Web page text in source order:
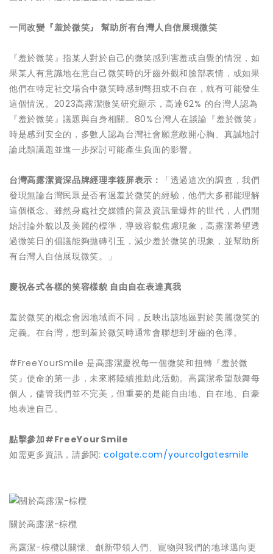
一同改變『羞於微笑』 幫助所有台灣人自信展現微笑
『羞於微笑』指某人對於自己的微笑感到害羞或自覺的情況，如
果某人有意識地在意自己微笑時的牙齒外觀和臉部表情，或如果
他們在特定社交場合中微笑時感到彆扭或不自在，就有可能發生
這個情況。2023高露潔微笑研究顯示，高達62% 的台灣人認為
『羞於微笑』議題與自身相關。80%台灣人在談論『羞於微笑』
時是感到安全的，多數人認為台灣社會願意敞開心胸、真誠地討
論此類議題並進一步探討可能產生負面的影響。
台灣高露潔資深品牌經理李筱屏表示：
「透過這次的調查，我們
發現無論台灣民眾是否有過羞於微笑的經驗，他們大多都能理解
這個概念。雖然身處社交媒體的普及資訊量爆炸的世代，人們開
始討論外貌以及美麗的標準，導致容貌焦慮現象，高露潔希望透
過微笑日的倡議能夠拋磚引玉，減少羞於微笑的現象，並幫助所
有台灣人自信展現微笑。」
慶祝各式各樣的笑容樣貌 自由自在表達真我
羞於微笑的概念會因地域而不同，反映出該地區對於美麗微笑的
定義。在台灣，想到羞於微笑時通常會聯想到牙齒的色澤。
#FreeYourSmile 是高露潔慶祝每一個微笑和扭轉『羞於微
笑』使命的第一步，未來將陸續推動此活動。高露潔希望鼓舞每
個人，儘管我們並不完美，但重要的是能自由地、自在地、自豪
地表達自己。
點擊參加#FreeYourSmile
如需更多資訊，請參閱:colgate.com/yourcolgatesmile
關於高露潔-棕欖
高露潔-棕欖以關懷、創新帶領人們、寵物與我們的地球邁向更